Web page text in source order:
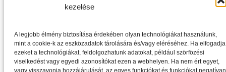
kezelése
A legjobb élmény biztosítása érdekében olyan technológiákat használunk,
mint a cookie-k az eszközadatok tárolására és/vagy eléréséhez. Ha elfogadja
ezeket a technológiákat, feldolgozhatunk adatokat, például szörfözési
viselkedést vagy egyedi azonosítókat ezen a webhelyen. Ha nem ért egyet,
vagy visszavonja hozzájárulását, az egyes funkciókat és funkciókat negatívan
Villanymotorok
Otthon
Üzlet